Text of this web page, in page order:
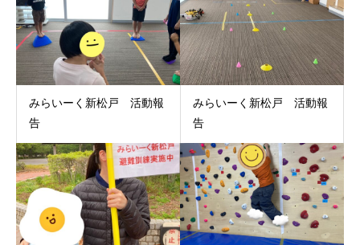
みらいーく新松戸 活動報
告
みらいーく新松戸 活動報
告